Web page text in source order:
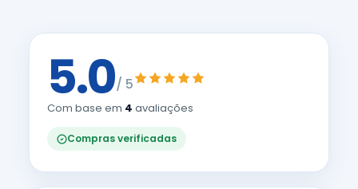
5.0/ 5
Com base em 4 avaliações
Compras verificadas